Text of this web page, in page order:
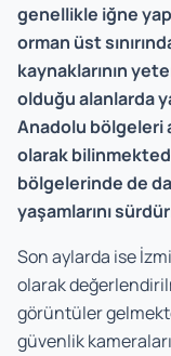
genellikle iğne
orman üst
kaynaklarının
olduğu alanlarda
Anadolu bölgeleri
olarak
bölgelerinde de
yaşamlarını
Son aylarda ise
olarak
görüntüler
güvenlik